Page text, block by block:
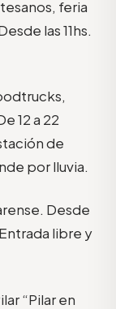
feria
las 11hs.
12 a 22
de
por lluvia.
Desde
libre y
“Pilar en